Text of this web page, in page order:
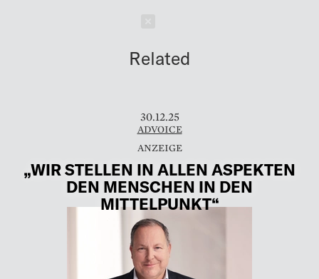
Related
30.12.25
ADVOICE
„WIR STELLEN IN ALLEN ASPEKTEN
DEN MENSCHEN IN DEN
MITTELPUNKT“